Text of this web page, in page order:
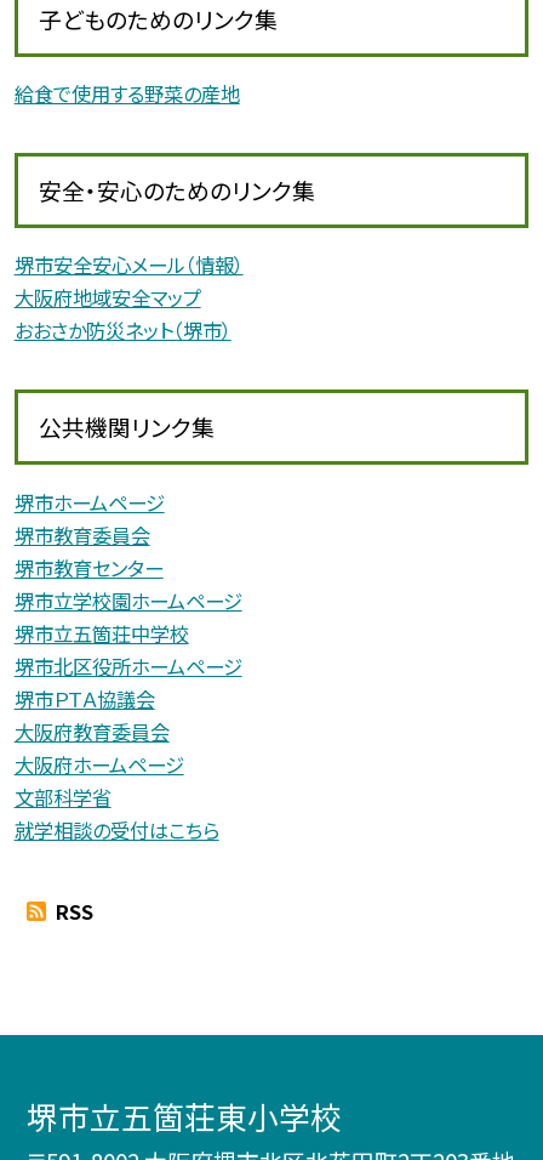
子どものためのリンク集
給食で使用する野菜の産地
安全・安心のためのリンク集
堺市安全安心メール（情報）
大阪府地域安全マップ
おおさか防災ネット（堺市）
公共機関リンク集
堺市ホームページ
堺市教育委員会
堺市教育センター
堺市立学校園ホームページ
堺市立五箇荘中学校
堺市北区役所ホームページ
堺市ＰＴＡ協議会
大阪府教育委員会
大阪府ホームページ
文部科学省
就学相談の受付はこちら
RSS
堺市立五箇荘東小学校